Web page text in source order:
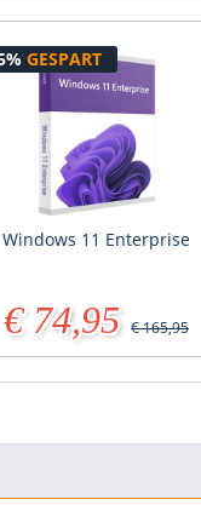
GESPART
Windows 11 Enterprise
€ 74,95 € 165,95